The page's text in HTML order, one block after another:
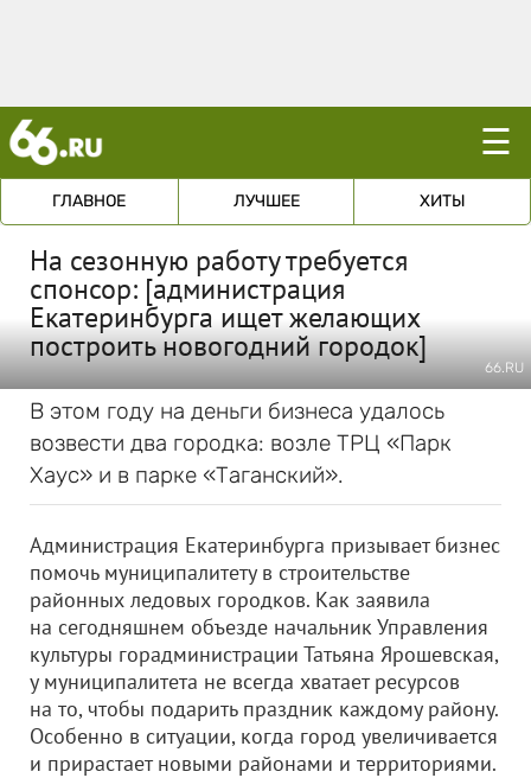
☰
ГЛАВНОЕ ЛУЧШЕЕ ХИТЫ
На сезонную работу требуется
спонсор: [администрация
Екатеринбурга ищет желающих
построить новогодний городок]
66.RU
В этом году на деньги бизнеса удалось
возвести два городка: возле ТРЦ «Парк
Хаус» и в парке «Таганский».
Администрация Екатеринбурга призывает бизнес
помочь муниципалитету в строительстве
районных ледовых городков. Как заявила
на сегодняшнем объезде начальник Управления
культуры горадминистрации Татьяна Ярошевская,
у муниципалитета не всегда хватает ресурсов
на то, чтобы подарить праздник каждому району.
Особенно в ситуации, когда город увеличивается
и прирастает новыми районами и территориями.